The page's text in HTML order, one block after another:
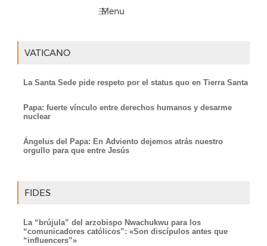
VATICANO
La Santa Sede pide respeto por el status quo en Tierra Santa
Papa: fuerte vínculo entre derechos humanos y desarme
nuclear
Ángelus del Papa: En Adviento dejemos atrás nuestro
orgullo para que entre Jesús
FIDES
La “brújula” del arzobispo Nwachukwu para los
“comunicadores católicos”: «Son discípulos antes que
“influencers”»